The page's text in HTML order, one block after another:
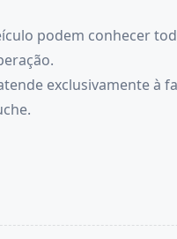
podem conhecer
exclusivamente à